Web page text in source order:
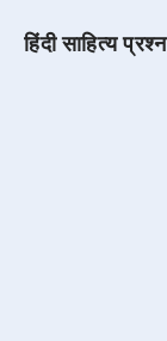
हिंदी साहित्य प्रश्न